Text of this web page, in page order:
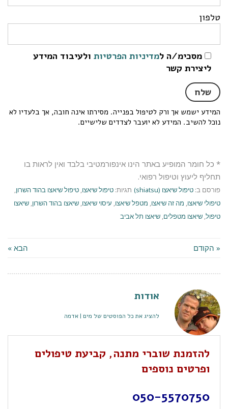
טלפון
מסכימ/ה למדיניות הפרטיות ולעיבוד המידע
ליצירת קשר
המידע ישמש אך ורק לטיפול בפנייה. מסירתו אינה חובה, אך בלעדיו לא
נוכל להשיב. המידע לא יועבר לצדדים שלישיים.
* כל חומר המופיע באתר הינו אינפורמטיבי בלבד ואין לראות בו
תחליף ליעוץ וטיפול רפואי.
פורסם ב: טיפול שיאצו (shiatsu) תגיות: טיפול שיאצו טיפול שיאצו בהוד השרון
טיפולי שיאצו מה זה שיאצו מטפל שיאצו עיסוי שיאצו שיאצו בהוד השרון שיאצו
טיפול שיאצו מטפלים שיאצו תל אביב
« הקודם הבא »
אודות
להציג את כל הפוסטים של מים | אדמה
להזמנת שוברי מתנה, קביעת טיפולים
ופרטים נוספים
050-5570750